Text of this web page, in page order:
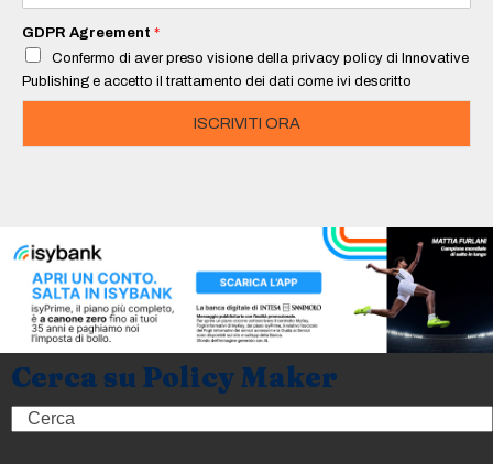
a
i
*
GDPR Agreement *
Confermo di aver preso visione della privacy policy di Innovative
Publishing e accetto il trattamento dei dati come ivi descritto
ISCRIVITI ORA
Cerca su Policy Maker
Search